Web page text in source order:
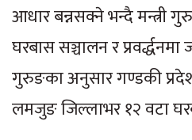
आधार बन्नसक्ने भन्दै मन्त्री
घरबास सञ्चालन र प्रवर्द्धनमा
गुरुङका अनुसार गण्डकी
लमजुङ जिल्लाभर १२ वटा